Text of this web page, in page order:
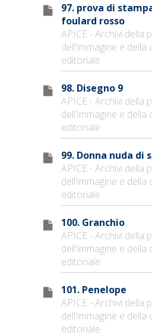
97. prova di
foulard rosso
APICE - Archivi della
dell'immagine e della
editoriale
98. Disegno 9
APICE - Archivi della
dell'immagine e della
editoriale
99. Donna nuda di
APICE - Archivi della
dell'immagine e della
editoriale
100. Granchio
APICE - Archivi della
dell'immagine e della
editoriale
101. Penelope
APICE - Archivi della
dell'immagine e della
editoriale